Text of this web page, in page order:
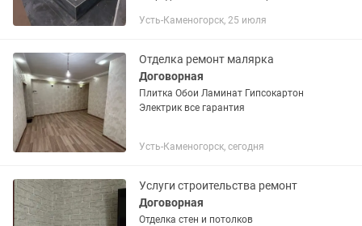
левкас . Качественно. Быстрые сроки
Усть-Каменогорск, 25 июля
Отделка ремонт малярка
Договорная
Плитка Обои Ламинат Гипсокартон
Электрик все гарантия
Усть-Каменогорск, сегодня
Услуги строительства ремонт
Договорная
Отделка стен и потолков